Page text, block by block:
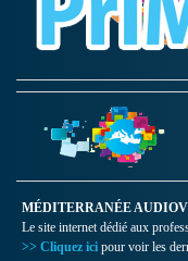
MÉDITERRANÉE
Le site internet dédié aux
>> Cliquez ici pour voir les